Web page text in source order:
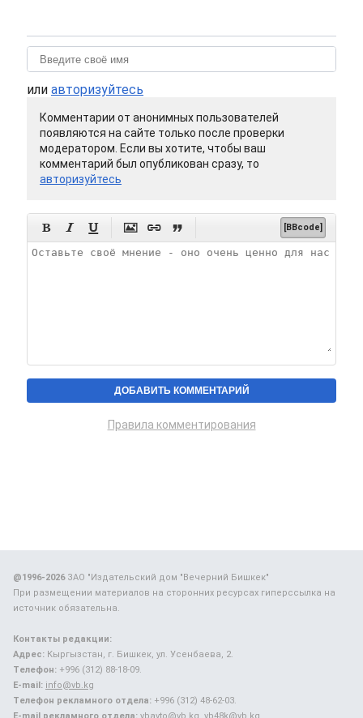
или авторизуйтесь
Комментарии от анонимных пользователей
появляются на сайте только после проверки
модератором. Если вы хотите, чтобы ваш
комментарий был опубликован сразу, то
авторизуйтесь
      [BBcode]
Правила комментирования
@1996-2026ЗАО "Издательский дом "Вечерний Бишкек"
При размещении материалов на сторонних ресурсах гиперссылка на
источник обязательна.
Контакты редакции:
Адрес: Кыргызстан, г. Бишкек, ул. Усенбаева, 2.
Телефон: +996 (312) 88-18-09.
E-mail: info@vb.kg
Телефон рекламного отдела: +996 (312) 48-62-03.